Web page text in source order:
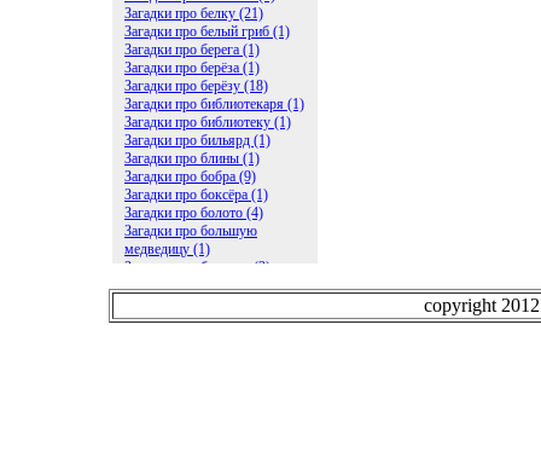
Загадки про белку (21)
Загадки про белый гриб (1)
Загадки про берега (1)
Загадки про берёза (1)
Загадки про берёзу (18)
Загадки про библиотекаря (1)
Загадки про библиотеку (1)
Загадки про бильярд (1)
Загадки про блины (1)
Загадки про бобра (9)
Загадки про боксёра (1)
Загадки про болото (4)
Загадки про большую
медведицу (1)
Загадки про ботинки (2)
Загадки про бочку (5)
Загадки про бревно (2)
copyright